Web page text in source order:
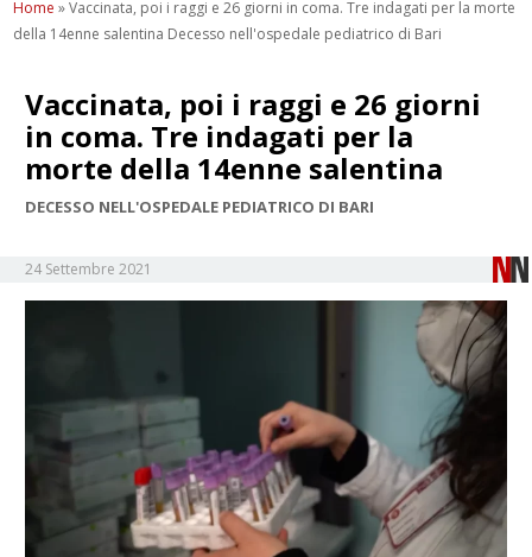
Home »Vaccinata, poi i raggi e 26 giorni in coma. Tre indagati per la morte
della 14enne salentina Decesso nell'ospedale pediatrico di Bari
Vaccinata, poi i raggi e 26 giorni
in coma. Tre indagati per la
morte della 14enne salentina
DECESSO NELL'OSPEDALE PEDIATRICO DI BARI
24 Settembre 2021